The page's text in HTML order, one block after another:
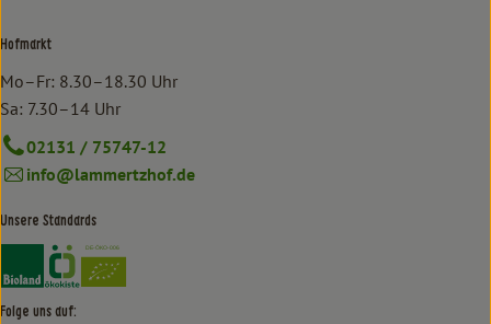
Hofmarkt
Mo–Fr: 8.30–18.30 Uhr
Sa: 7.30–14 Uhr
02131 / 75747-12
info@lammertzhof.de
Unsere Standards
Externer Link zu https://www.bioland.de/verbraucher
Externer Link zu https://www.oekokiste.de/
Folge uns auf: